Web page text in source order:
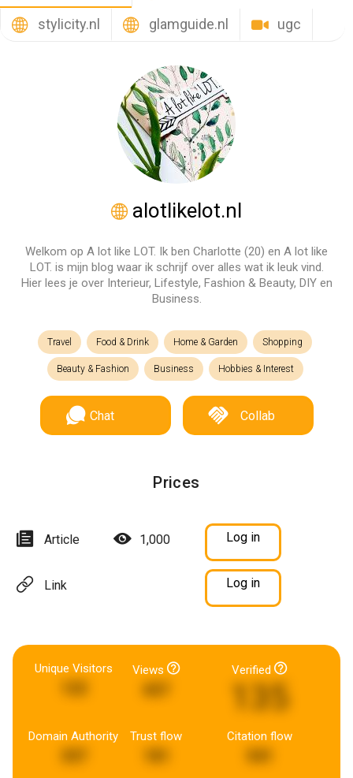
stylicity.nl
glamguide.nl ugc
alotlikelot.nl
Welkom op A lot like LOT. Ik ben Charlotte (20) en A lot like
LOT. is mijn blog waar ik schrijf over alles wat ik leuk vind.
Hier lees je over Interieur, Lifestyle, Fashion & Beauty, DIY en
Business.
Travel Food & Drink Home & Garden Shopping
Beauty & Fashion Business Hobbies & Interest
Chat Collab
Prices
Article 1,000 Log in
Link Log in
Unique Visitors Views Verified
135
Domain Authority Trust flow Citation flow